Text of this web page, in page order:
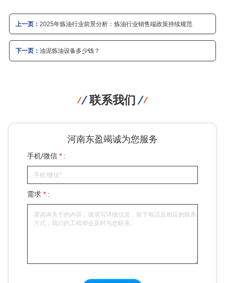
上一页： 2025年炼油行业前景分析：炼油行业销售端政策持续规范
下一页： 油泥炼油设备多少钱？
联系我们
河南东盈竭诚为您服务
手机/微信* :
需求* :